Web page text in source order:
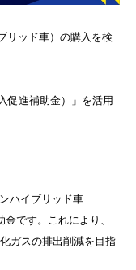
リッド車）の購入を検
促進補助金）」を活用
ハイブリッド車
です。これにより、
ガスの排出削減を目指